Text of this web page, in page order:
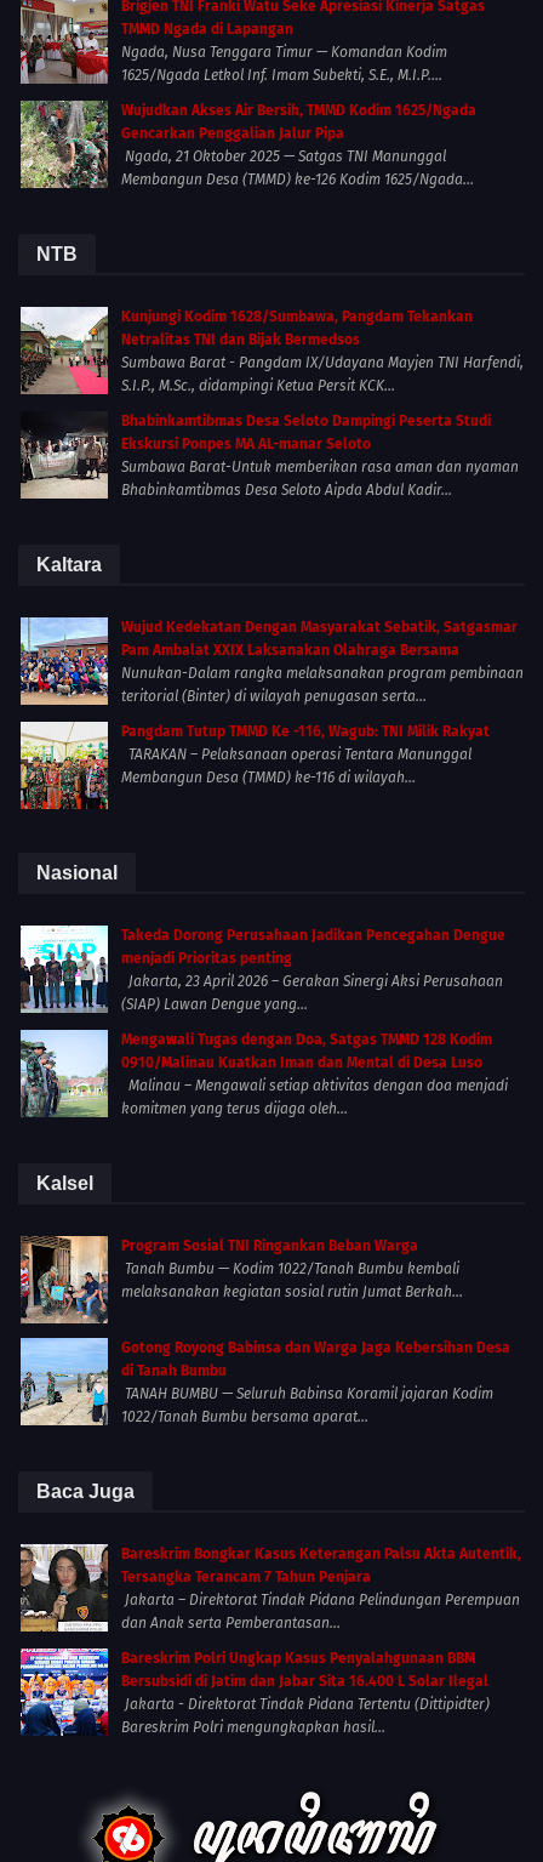
Brigjen TNI Franki Watu Seke Apresiasi Kinerja Satgas
TMMD Ngada di Lapangan
Ngada, Nusa Tenggara Timur — Komandan Kodim
1625/Ngada Letkol Inf. Imam Subekti, S.E., M.I.P....
Wujudkan Akses Air Bersih, TMMD Kodim 1625/Ngada
Gencarkan Penggalian Jalur Pipa
Ngada, 21 Oktober 2025 — Satgas TNI Manunggal
Membangun Desa (TMMD) ke-126 Kodim 1625/Ngada...
NTB
Kunjungi Kodim 1628/Sumbawa, Pangdam Tekankan
Netralitas TNI dan Bijak Bermedsos
Sumbawa Barat - Pangdam IX/Udayana Mayjen TNI Harfendi,
S.I.P., M.Sc., didampingi Ketua Persit KCK...
Bhabinkamtibmas Desa Seloto Dampingi Peserta Studi
Ekskursi Ponpes MA AL-manar Seloto
Sumbawa Barat-Untuk memberikan rasa aman dan nyaman
Bhabinkamtibmas Desa Seloto Aipda Abdul Kadir...
Kaltara
Wujud Kedekatan Dengan Masyarakat Sebatik, Satgasmar
Pam Ambalat XXIX Laksanakan Olahraga Bersama
Nunukan-Dalam rangka melaksanakan program pembinaan
teritorial (Binter) di wilayah penugasan serta...
Pangdam Tutup TMMD Ke -116, Wagub: TNI Milik Rakyat
TARAKAN – Pelaksanaan operasi Tentara Manunggal
Membangun Desa (TMMD) ke-116 di wilayah...
Nasional
Takeda Dorong Perusahaan Jadikan Pencegahan Dengue
menjadi Prioritas penting
Jakarta, 23 April 2026 – Gerakan Sinergi Aksi Perusahaan
(SIAP) Lawan Dengue yang...
Mengawali Tugas dengan Doa, Satgas TMMD 128 Kodim
0910/Malinau Kuatkan Iman dan Mental di Desa Luso
Malinau – Mengawali setiap aktivitas dengan doa menjadi
komitmen yang terus dijaga oleh...
Kalsel
Program Sosial TNI Ringankan Beban Warga
Tanah Bumbu — Kodim 1022/Tanah Bumbu kembali
melaksanakan kegiatan sosial rutin Jumat Berkah...
Gotong Royong Babinsa dan Warga Jaga Kebersihan Desa
di Tanah Bumbu
TANAH BUMBU — Seluruh Babinsa Koramil jajaran Kodim
1022/Tanah Bumbu bersama aparat...
Baca Juga
Bareskrim Bongkar Kasus Keterangan Palsu Akta Autentik,
Tersangka Terancam 7 Tahun Penjara
Jakarta – Direktorat Tindak Pidana Pelindungan Perempuan
dan Anak serta Pemberantasan...
Bareskrim Polri Ungkap Kasus Penyalahgunaan BBM
Bersubsidi di Jatim dan Jabar Sita 16.400 L Solar Ilegal
Jakarta - Direktorat Tindak Pidana Tertentu (Dittipidter)
Bareskrim Polri mengungkapkan hasil...